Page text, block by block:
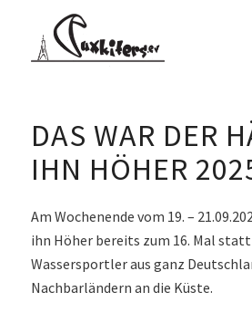
DAS WAR DER
IHN HÖHER
Am Wochenende vom 19. –
ihn Höher bereits zum 16. Mal
Wassersportler aus ganz
Nachbarländern an die Küste.